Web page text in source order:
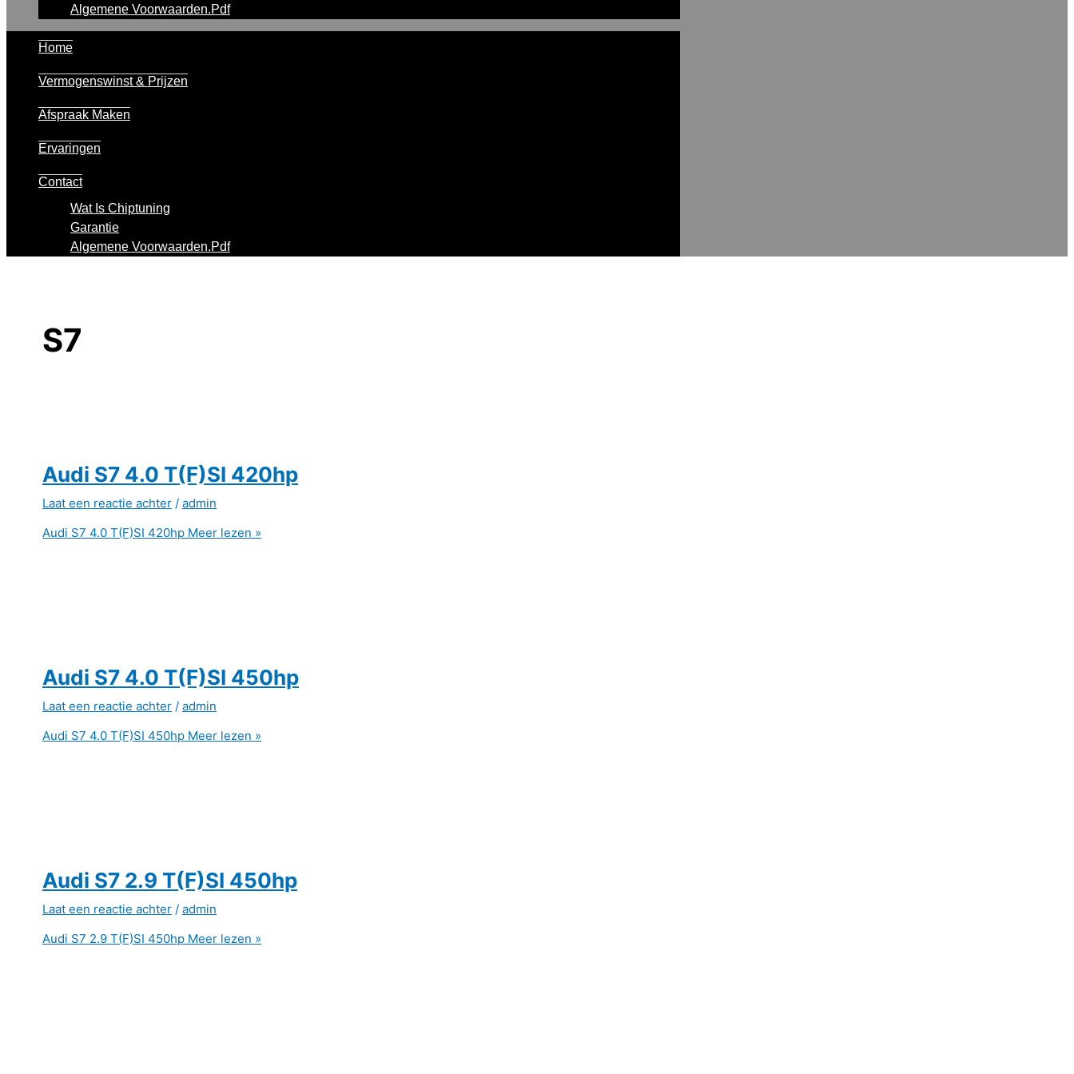
Algemene Voorwaarden.pdf
Home
Vermogenswinst & Prijzen
Afspraak Maken
Ervaringen
Contact
Wat Is Chiptuning
Garantie
Algemene Voorwaarden.pdf
S7
Audi S7 4.0 T(F)SI 420hp
Laat een reactie achter / admin
Audi S7 4.0 T(F)SI 420hp Meer lezen »
Audi S7 4.0 T(F)SI 450hp
Laat een reactie achter / admin
Audi S7 4.0 T(F)SI 450hp Meer lezen »
Audi S7 2.9 T(F)SI 450hp
Laat een reactie achter / admin
Audi S7 2.9 T(F)SI 450hp Meer lezen »